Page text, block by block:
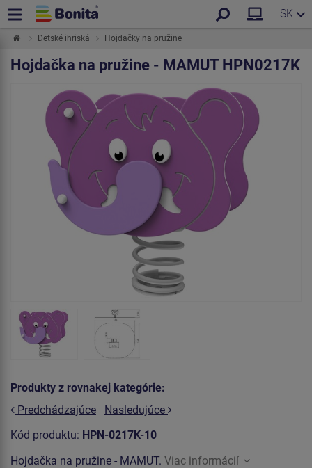
SK
Detské ihriská Hojdačky na pružine
Hojdačka na pružine - MAMUT HPN0217K
Produkty z rovnakej kategórie:
Predchádzajúce
Nasledujúce
Kód produktu: HPN-0217K-10
Hojdačka na pružine - MAMUT. Viac informácií